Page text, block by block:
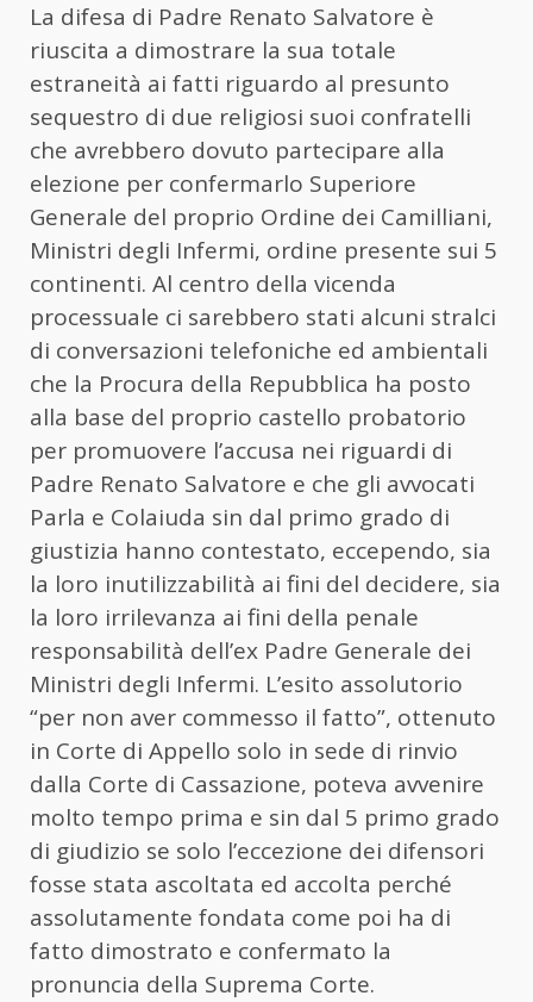
La difesa di Padre Renato Salvatore è
riuscita a dimostrare la sua totale
estraneità ai fatti riguardo al presunto
sequestro di due religiosi suoi confratelli
che avrebbero dovuto partecipare alla
elezione per confermarlo Superiore
Generale del proprio Ordine dei Camilliani,
Ministri degli Infermi, ordine presente sui 5
continenti. Al centro della vicenda
processuale ci sarebbero stati alcuni stralci
di conversazioni telefoniche ed ambientali
che la Procura della Repubblica ha posto
alla base del proprio castello probatorio
per promuovere l’accusa nei riguardi di
Padre Renato Salvatore e che gli avvocati
Parla e Colaiuda sin dal primo grado di
giustizia hanno contestato, eccependo, sia
la loro inutilizzabilità ai fini del decidere, sia
la loro irrilevanza ai fini della penale
responsabilità dell’ex Padre Generale dei
Ministri degli Infermi. L’esito assolutorio
“per non aver commesso il fatto”, ottenuto
in Corte di Appello solo in sede di rinvio
dalla Corte di Cassazione, poteva avvenire
molto tempo prima e sin dal 5 primo grado
di giudizio se solo l’eccezione dei difensori
fosse stata ascoltata ed accolta perché
assolutamente fondata come poi ha di
fatto dimostrato e confermato la
pronuncia della Suprema Corte.